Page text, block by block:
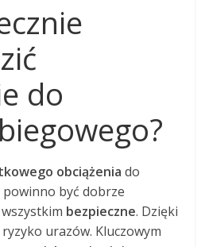
do
obciążenia do
być dobrze
bezpieczne. Dzięki
urazów. Kluczowym